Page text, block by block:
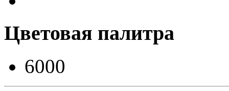
Цветовая палитра
6000